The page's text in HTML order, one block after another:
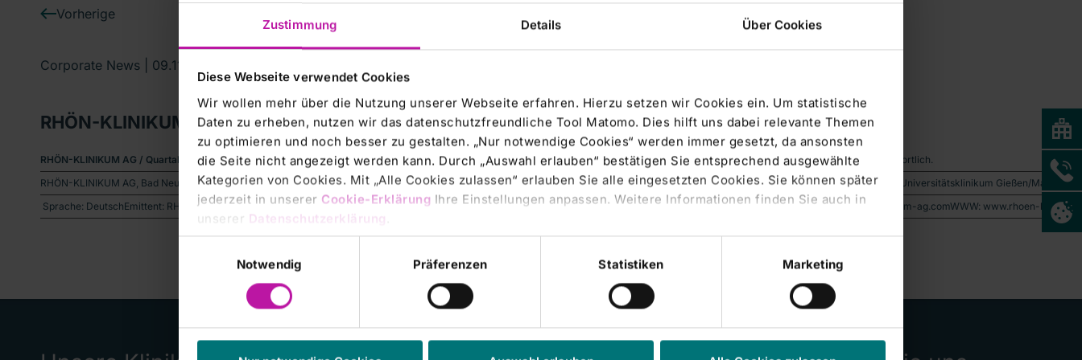
Zustimmung Details Über Cookies
Diese Webseite verwendet Cookies
Wir wollen mehr über die Nutzung unserer Webseite erfahren. Hierzu setzen wir Cookies ein. Um statistische
Daten zu erheben, nutzen wir das datenschutzfreundliche Tool Matomo. Dies hilft uns dabei relevante Themen
zu optimieren und noch besser zu gestalten. „Nur notwendige Cookies“ werden immer gesetzt, da ansonsten
die Seite nicht angezeigt werden kann. Durch „Auswahl erlauben“ bestätigen Sie entsprechend ausgewählte
Kategorien von Cookies. Mit „Alle Cookies zulassen“ erlauben Sie alle eingesetzten Cookies. Sie können später
jederzeit in unserer Cookie-Erklärung Ihre Einstellungen anpassen. Weitere Informationen finden Sie auch in
unserer Datenschutzerklärung
Notwendig
Präferenzen Statistiken Marketing
Vorherige
Corporate News | 09.11.2006
RHÖN-KLINIKUM AG: Heutige Analysten-Konferenz in Frankfurt am Main
RHÖN-KLINIKUM AG / Quartalsergebnis/PlanzahlenCorporate News übermittelt durch die DGAP - ein Unternehmen der EquityStory AG.Für den Inhalt der Mitteilung ist der Emittent verantwortlich.
RHÖN-KLINIKUM AG, Bad Neustadt /Saale • Analysten-Konferenz in Frankfurt/Main• Bereits veröffentlichte 9-Monatszahlen erläutert• Marktpositionierung und Zukunftsstrategie 1. Erwerb Universitätsklinikum
Sprache: DeutschEmittent: RHÖN-KLINIKUM AG Salzburger Leite 1 97616 Bad Neustadt/ Saale DeutschlandTelefon: +49 (0)9771 - 65-0Fax: +49 (0)9771 - 97 467E-mail: fire.ir@rhoen-klinikum-ag.comWWW: www.rhoen-